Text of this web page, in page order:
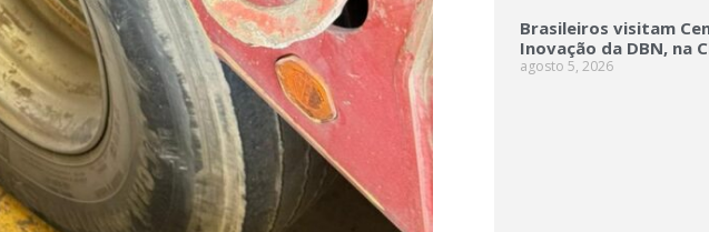
Brasileiros visitam
Inovação da DBN, na
agosto 5, 2026